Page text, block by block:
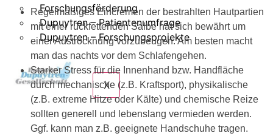
Forschungsförderung
Dupuytren – Patientenumfrage
Dupuytren – Forschungsprojekte
X
Regelmäßiges Eincremen der bestrahlten Hautpartien
mit einer rückfettenden Salbe hat sich bewährt um
einer Austrocknung vorzubeugen. Am besten macht
man das nachts vor dem Schlafengehen.
Starker Stress für die Innenhand bzw. Handfläche
durch mechanische (z.B. Kraftsport), physikalische
(z.B. extreme Hitze oder Kälte) und chemische Reize
sollten generell und lebenslang vermieden werden.
Ggf. kann man z.B. geeignete Handschuhe tragen.